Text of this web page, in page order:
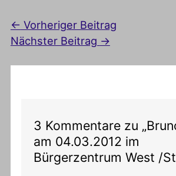
← Vorheriger Beitrag
Nächster Beitrag →
3 Kommentare zu
am 04.03.2012 im
Bürgerzentrum West /